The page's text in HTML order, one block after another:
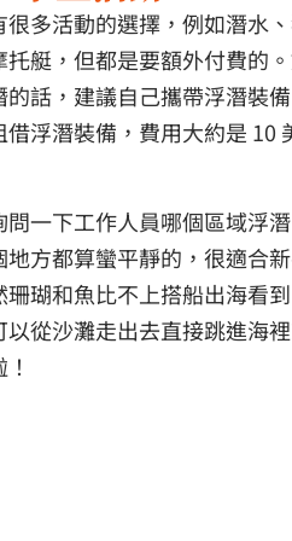
很多活動的選擇，例如潛水
艇，但都是要額外付費的
的話，建議自己攜帶浮潛裝
浮潛裝備，費用大約是 10
問一下工作人員哪個區域浮
方都算蠻平靜的，很適合
珊瑚和魚比不上搭船出海看
以從沙灘走出去直接跳進海